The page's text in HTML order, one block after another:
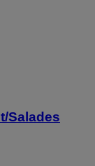
Salades